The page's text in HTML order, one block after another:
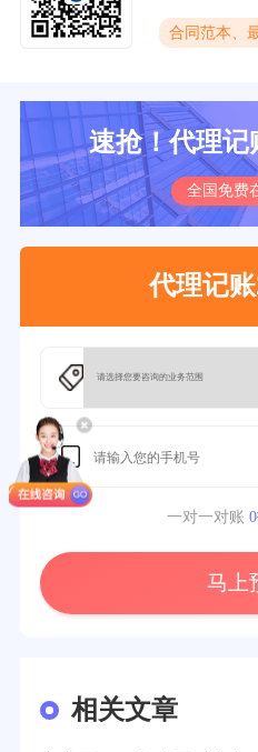
合同范本、
速抢！代理记
全国免费
代理记
一对一对账
马上
相关文章